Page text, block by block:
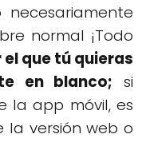
normal ¡Todo
el que tú quieras
en blanco; si
la app móvil, es
la versión web o